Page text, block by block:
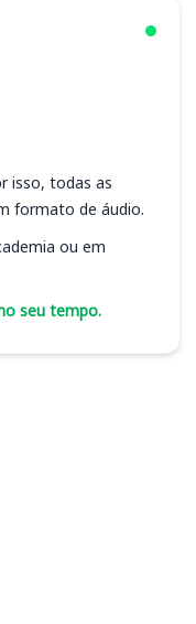
isso, todas as
formato de áudio.
ou em
seu tempo.